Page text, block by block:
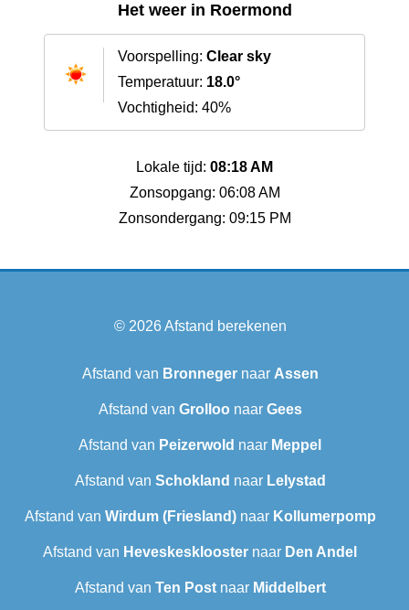
Het weer in Roermond
Voorspelling: Clear sky
Temperatuur: 18.0°
Vochtigheid: 40%
Lokale tijd: 08:18 AM
Zonsopgang: 06:08 AM
Zonsondergang: 09:15 PM
© 2026Afstand berekenen
Afstand van Bronnegernaar Assen
Afstand van Grolloo naar Gees
Afstand van Peizerwold naar Meppel
Afstand van Schokland naar Lelystad
Afstand van Wirdum (Friesland)naar Kollumerpomp
Afstand van Heveskesklooster‎ naar Den Andel
Afstand van Ten Postnaar Middelbert